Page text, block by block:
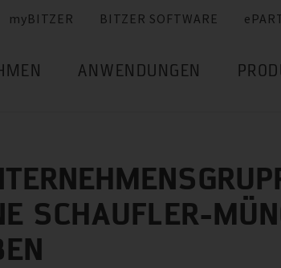
myBITZER BITZER SOFTWARE
ANWENDUNGEN
SCHAUFLER-